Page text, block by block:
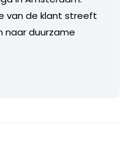
van de klant streeft
naar duurzame